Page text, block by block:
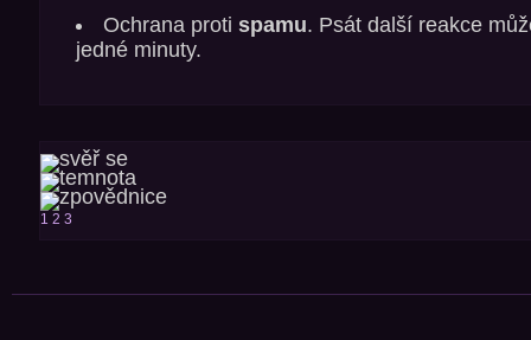
Ochrana protispamu. Psát další reakce
jedné minuty.
1 2 3